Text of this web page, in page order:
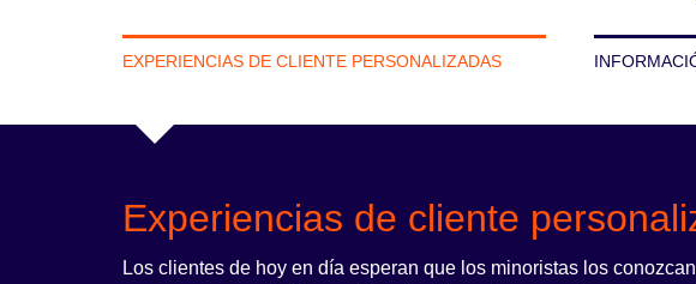
EXPERIENCIAS DE CLIENTE PERSONALIZADAS
Experiencias de cliente
Los clientes de hoy en día esperan que los minoristas los